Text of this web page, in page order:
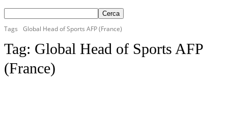
Tags Global Head of Sports AFP (France)
Tag: Global Head of Sports AFP
(France)